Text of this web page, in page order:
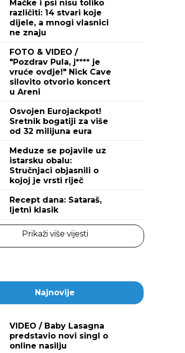
Mačke i psi nisu toliko
različiti: 14 stvari koje
dijele, a mnogi vlasnici
ne znaju
FOTO & VIDEO /
"Pozdrav Pula, j**** je
vruće ovdje!" Nick Cave
silovito otvorio koncert
u Areni
Osvojen Eurojackpot!
Sretnik bogatiji za više
od 32 milijuna eura
Meduze se pojavile uz
istarsku obalu:
Stručnjaci objasnili o
kojoj je vrsti riječ
Recept dana: Sataraš,
ljetni klasik
Prikaži više vijesti
Najnovije
VIDEO / Baby Lasagna
predstavio novi singl o
online nasilju